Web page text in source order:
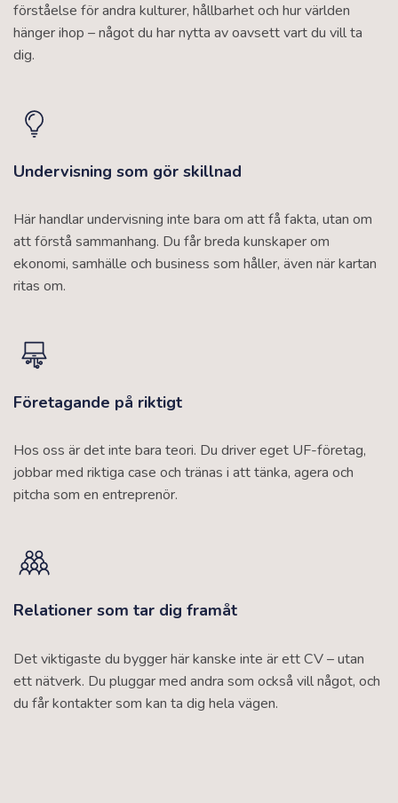
förståelse för andra kulturer, hållbarhet och hur världen
hänger ihop – något du har nytta av oavsett vart du vill ta
dig.
Undervisning som gör skillnad
Här handlar undervisning inte bara om att få fakta, utan om
att förstå sammanhang. Du får breda kunskaper om
ekonomi, samhälle och business som håller, även när kartan
ritas om.
Företagande på riktigt
Hos oss är det inte bara teori. Du driver eget UF-företag,
jobbar med riktiga case och tränas i att tänka, agera och
pitcha som en entreprenör.
Relationer som tar dig framåt
Det viktigaste du bygger här kanske inte är ett CV – utan
ett nätverk. Du pluggar med andra som också vill något, och
du får kontakter som kan ta dig hela vägen.